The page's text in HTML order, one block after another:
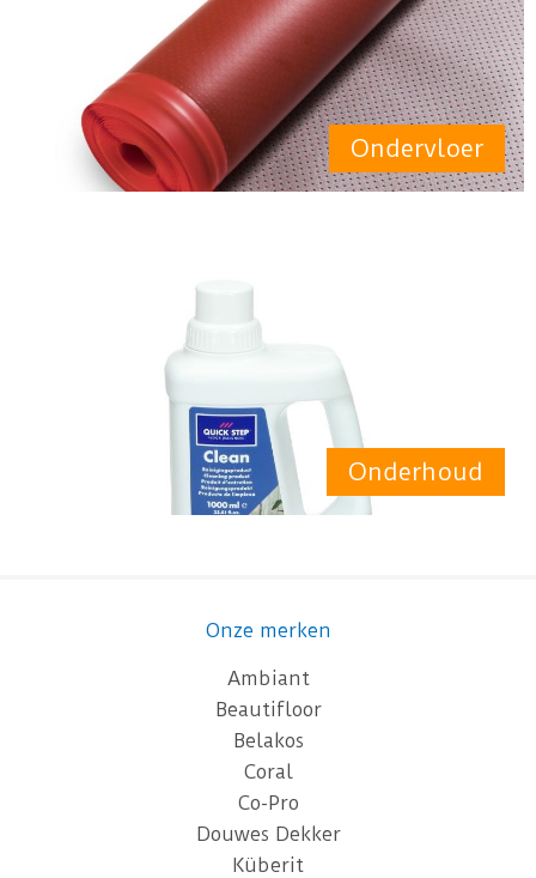
Ondervloer
Onderhoud
Onze merken
Ambiant
Beautifloor
Belakos
Coral
Co-Pro
Douwes Dekker
Küberit